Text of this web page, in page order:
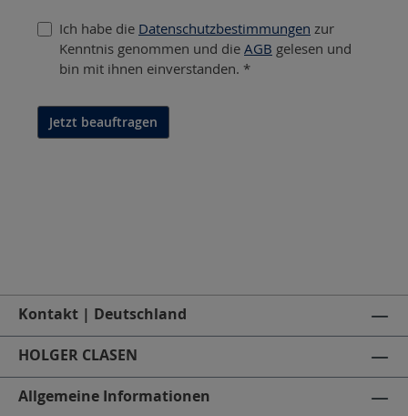
Ich habe die Datenschutzbestimmungen zur
Kenntnis genommen und die AGB gelesen und
bin mit ihnen einverstanden. *
Jetzt beauftragen
Kontakt | Deutschland
HOLGER CLASEN
Allgemeine Informationen